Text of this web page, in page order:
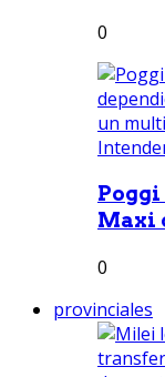
0
Maxi
0
provinciales